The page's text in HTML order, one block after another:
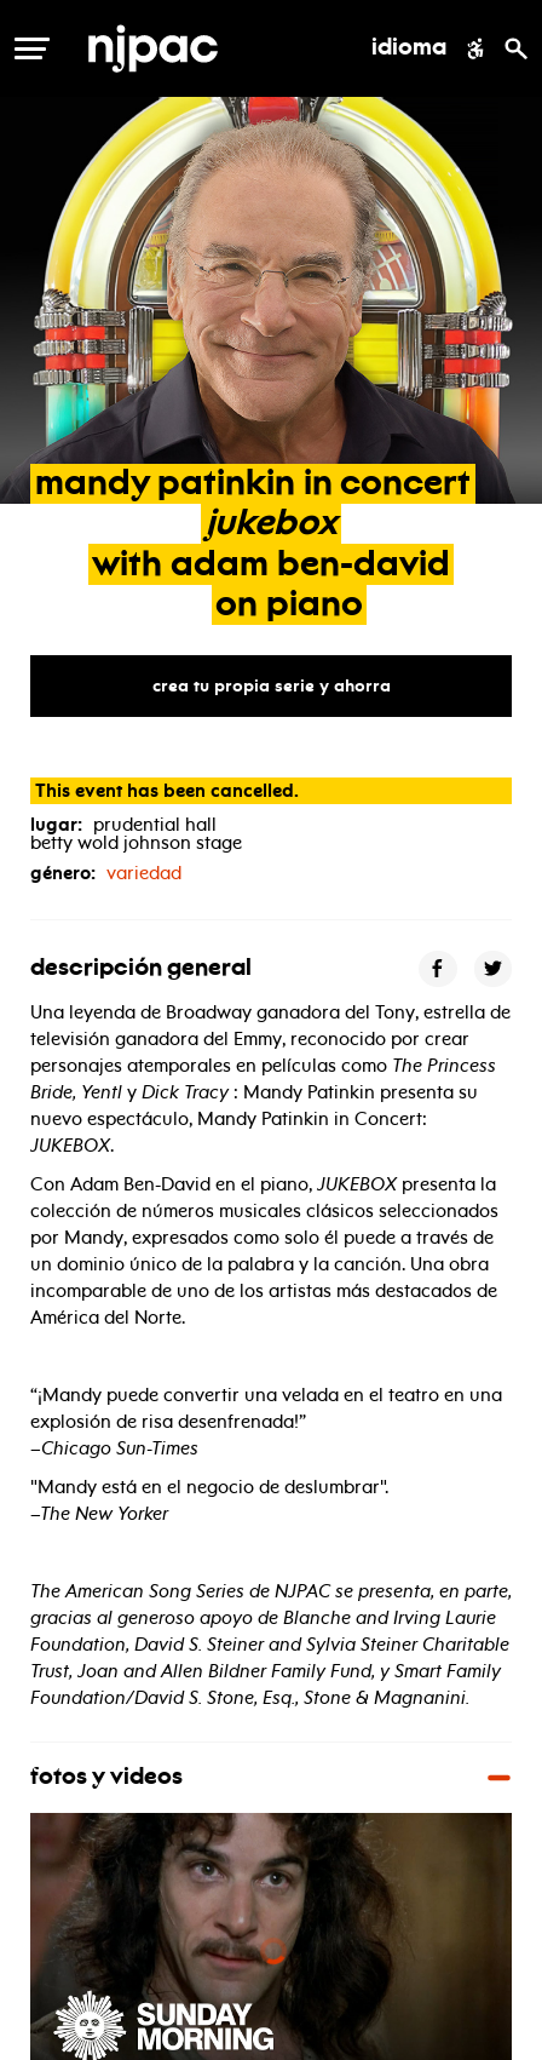
MENÚ idioma
mandy patinkin in concert
jukebox
with adam ben-david
on piano
crea tu propia serie y ahorra
This event has been cancelled.
lugar: prudential hall
betty wold johnson stage
género: variedad
descripción general
Una leyenda de Broadway ganadora del Tony, estrella de
televisión ganadora del Emmy, reconocido por crear
personajes atemporales en películas como The Princess
Bride, Yentl y Dick Tracy : Mandy Patinkin presenta su
nuevo espectáculo, Mandy Patinkin in Concert:
JUKEBOX.
Con Adam Ben-David en el piano, JUKEBOXpresenta la
colección de números musicales clásicos seleccionados
por Mandy, expresados como solo él puede a través de
un dominio único de la palabra y la canción. Una obra
incomparable de uno de los artistas más destacados de
América del Norte.
“¡Mandy puede convertir una velada en el teatro en una
explosión de risa desenfrenada!”
–Chicago Sun-Times
"Mandy está en el negocio de deslumbrar".
–The New Yorker
The American Song Series de NJPAC se presenta, en parte,
gracias al generoso apoyo de Blanche and Irving Laurie
Foundation, David S. Steiner and Sylvia Steiner Charitable
Trust, Joan and Allen Bildner Family Fund, y Smart Family
Foundation/David S. Stone, Esq., Stone & Magnanini.
fotos y videos